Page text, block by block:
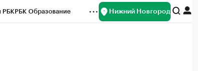
РБКРБК Образование Нижний Новгород